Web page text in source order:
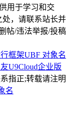
用于学习和交
，请联系站长并
帖/违法举报/投稿
框架UBF 对象名
U9Cloud企业版
指正;转载请注明
名